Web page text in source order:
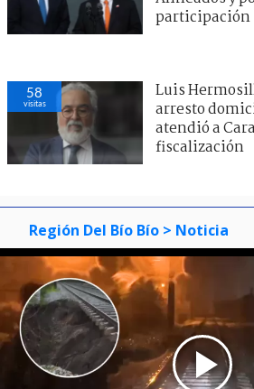
participación
58
visitas
Luis
arresto
atendió a
fiscalización
Región Del Bío Bío > Noticia